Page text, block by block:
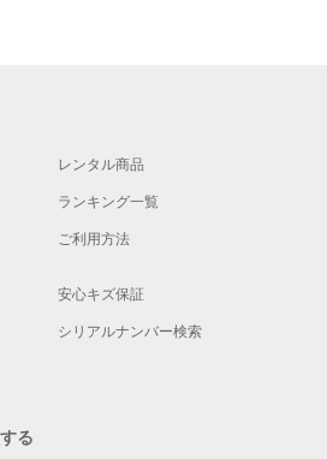
レンタル商品
ランキング一覧
ご利用方法
安心キズ保証
シリアルナンバー検索
る